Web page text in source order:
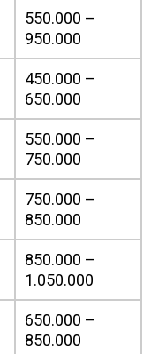
550.000 –
950.000
450.000 –
650.000
550.000 –
750.000
750.000 –
850.000
850.000 –
1.050.000
650.000 –
850.000